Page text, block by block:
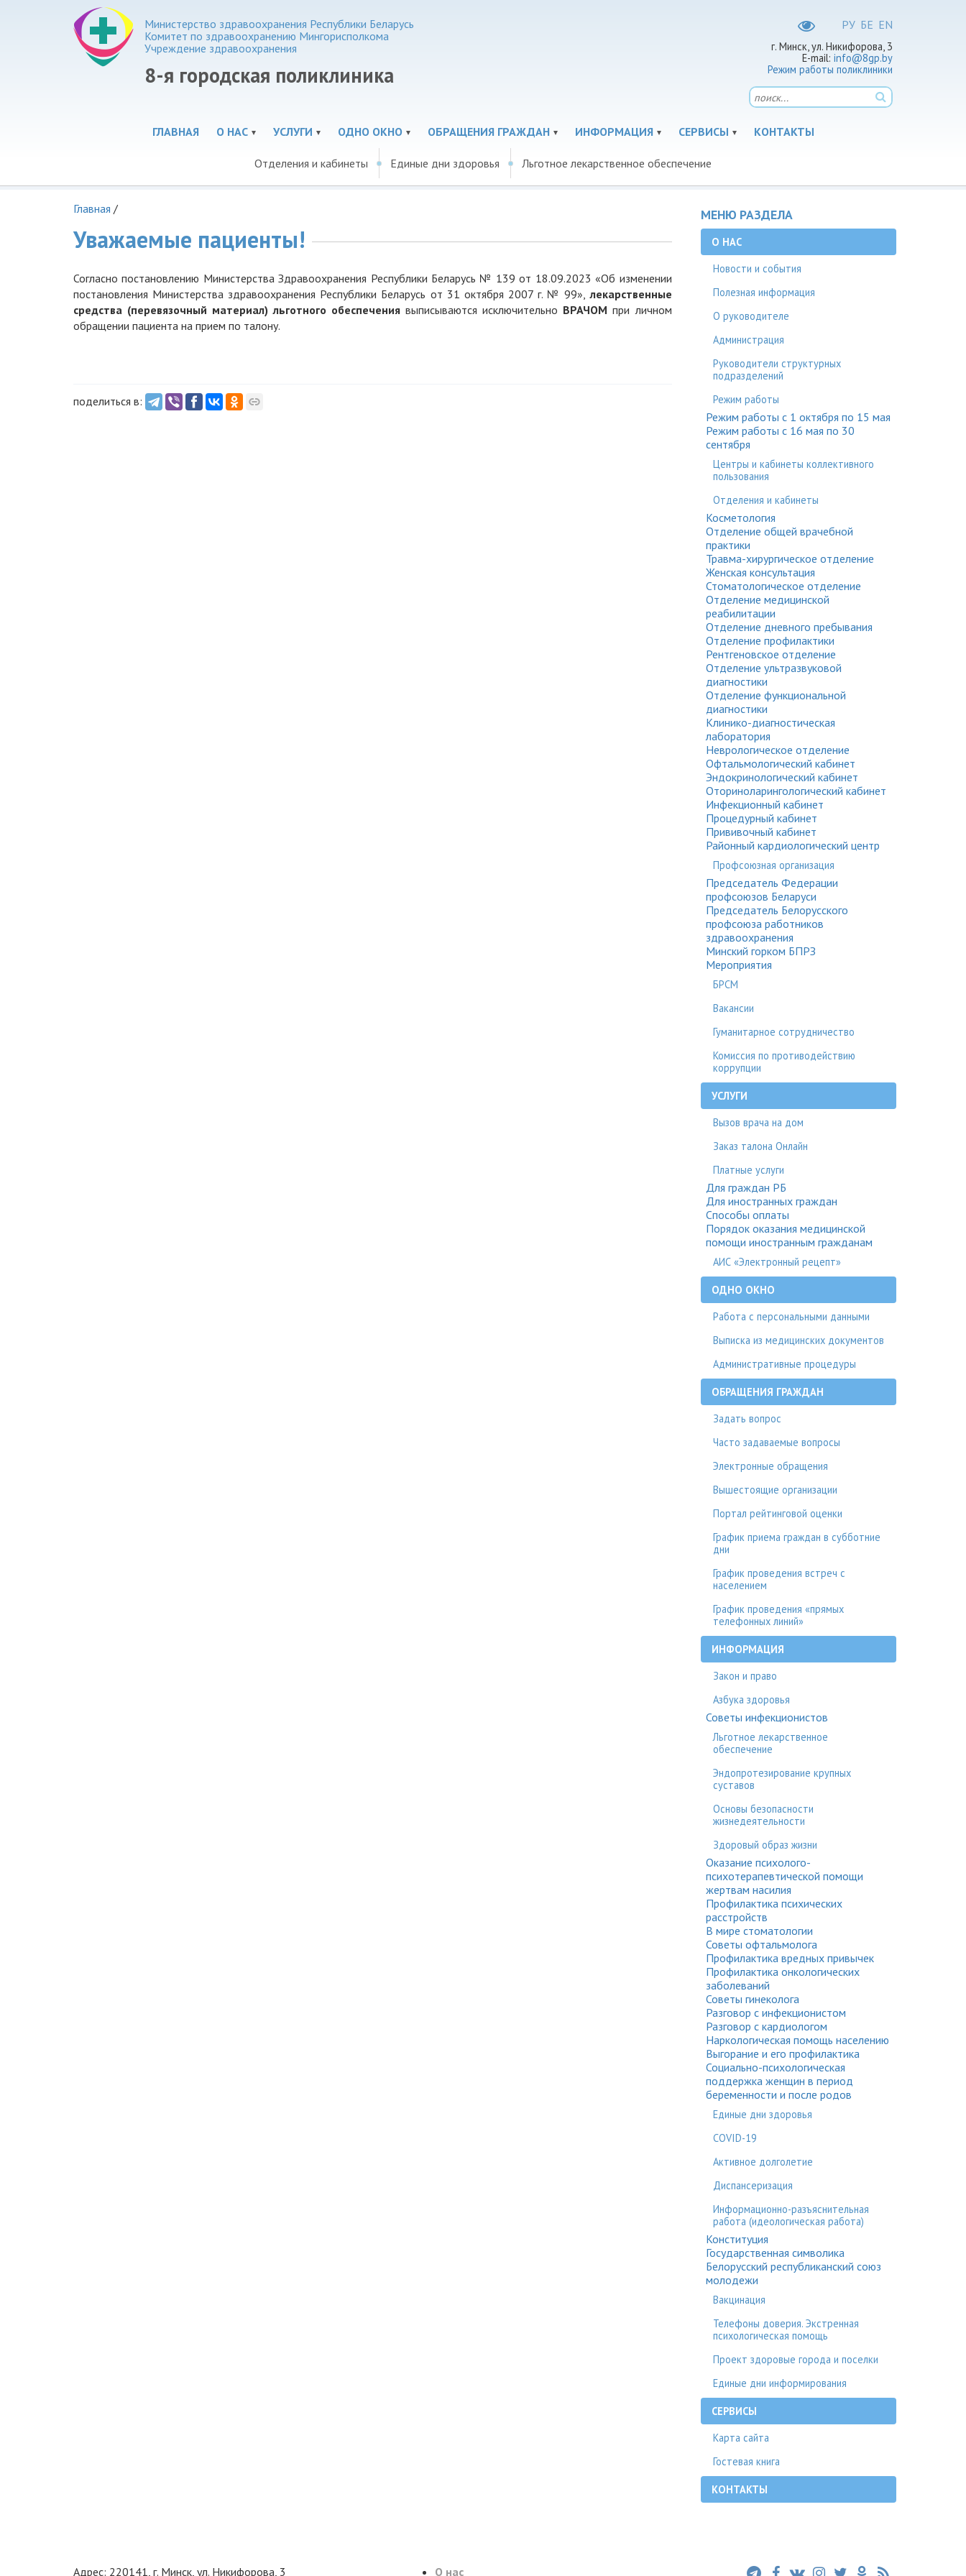
РУ БЕ EN
г. Минск, ул. Никифорова, 3
E-mail: info@8gp.by
Режим работы поликлиники
Министерство здравоохранения Республики Беларусь
Комитет по здравоохранению Мингорисполкома
Учреждение здравоохранения
8-я городская поликлиника
ГЛАВНАЯ О НАС УСЛУГИ ОДНО ОКНО ОБРАЩЕНИЯ ГРАЖДАН ИНФОРМАЦИЯ СЕРВИСЫ КОНТАКТЫ
Отделения и кабинеты Единые дни здоровья Льготное лекарственное обеспечение
Главная /
Уважаемые пациенты!
Согласно постановлению Министерства Здравоохранения Республики Беларусь № 139 от 18.09.2023 «Об изменении
постановления Министерства здравоохранения Республики Беларусь от 31 октября 2007 г. № 99»,лекарственные
средства (перевязочный материал) льготного обеспечения выписываются исключительно ВРАЧОМ при личном
обращении пациента на прием по талону.
поделиться в:
МЕНЮ РАЗДЕЛА
О НАС
Новости и события
Полезная информация
О руководителе
Администрация
Руководители структурных
подразделений
Режим работы
Режим работы с 1 октября по 15 мая
Режим работы с 16 мая по 30
сентября
Центры и кабинеты коллективного
пользования
Отделения и кабинеты
Косметология
Отделение общей врачебной
практики
Травма-хирургическое отделение
Женская консультация
Стоматологическое отделение
Отделение медицинской
реабилитации
Отделение дневного пребывания
Отделение профилактики
Рентгеновское отделение
Отделение ультразвуковой
диагностики
Отделение функциональной
диагностики
Клинико-диагностическая
лаборатория
Неврологическое отделение
Офтальмологический кабинет
Эндокринологический кабинет
Оториноларингологический кабинет
Инфекционный кабинет
Процедурный кабинет
Прививочный кабинет
Районный кардиологический центр
Профсоюзная организация
Председатель Федерации
профсоюзов Беларуси
Председатель Белорусского
профсоюза работников
здравоохранения
Минский горком БПРЗ
Мероприятия
БРСМ
Вакансии
Гуманитарное сотрудничество
Комиссия по противодействию
коррупции
УСЛУГИ
Вызов врача на дом
Заказ талона Онлайн
Платные услуги
Для граждан РБ
Для иностранных граждан
Способы оплаты
Порядок оказания медицинской
помощи иностранным гражданам
АИС «Электронный рецепт»
ОДНО ОКНО
Работа с персональными данными
Выписка из медицинских документов
Административные процедуры
ОБРАЩЕНИЯ ГРАЖДАН
Задать вопрос
Часто задаваемые вопросы
Электронные обращения
Вышестоящие организации
Портал рейтинговой оценки
График приема граждан в субботние
дни
График проведения встреч с
населением
График проведения «прямых
телефонных линий»
ИНФОРМАЦИЯ
Закон и право
Азбука здоровья
Советы инфекционистов
Льготное лекарственное
обеспечение
Эндопротезирование крупных
суставов
Основы безопасности
жизнедеятельности
Здоровый образ жизни
Оказание психолого-
психотерапевтической помощи
жертвам насилия
Профилактика психических
расстройств
В мире стоматологии
Советы офтальмолога
Профилактика вредных привычек
Профилактика онкологических
заболеваний
Советы гинеколога
Разговор с инфекционистом
Разговор с кардиологом
Наркологическая помощь населению
Выгорание и его профилактика
Социально-психологическая
поддержка женщин в период
беременности и после родов
Единые дни здоровья
COVID-19
Активное долголетие
Диспансеризация
Информационно-разъяснительная
работа (идеологическая работа)
Конституция
Государственная символика
Белорусский республиканский союз
молодежи
Вакцинация
Телефоны доверия. Экстренная
психологическая помощь
Проект здоровые города и поселки
Единые дни информирования
СЕРВИСЫ
Карта сайта
Гостевая книга
КОНТАКТЫ
Адрес: 220141, г. Минск, ул. Никифорова, 3 О нас